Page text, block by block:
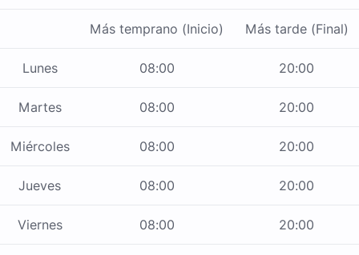
Más temprano (Inicio) Más tarde (Final)
Lunes 08:00 20:00
Martes 08:00 20:00
Miércoles 08:00 20:00
Jueves 08:00 20:00
Viernes 08:00 20:00